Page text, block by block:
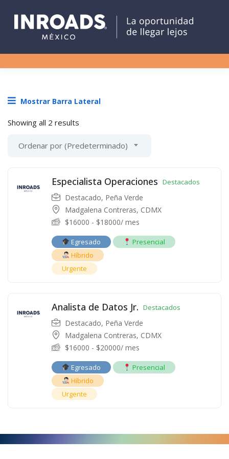
Mostrar Barra Lateral
Showing all 2 results
Ordenar por (Predeterminado)
Especialista Operaciones Destacados
Destacado, Peña Verde
Madgalena Contreras, CDMX
$16000 - $18000/ mes
Egresado
Presencial
Híbrido
Urgente
Analista de Datos Jr. Destacados
Destacado, Peña Verde
Madgalena Contreras, CDMX
$16000 - $20000/ mes
Egresado
Presencial
Híbrido
Urgente